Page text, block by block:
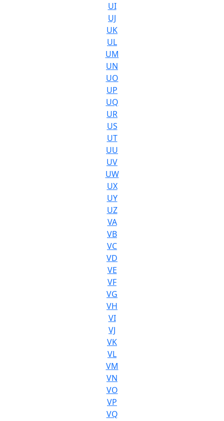
UI
UJ
UK
UL
UM
UN
UO
UP
UQ
UR
US
UT
UU
UV
UW
UX
UY
UZ
VA
VB
VC
VD
VE
VF
VG
VH
VI
VJ
VK
VL
VM
VN
VO
VP
VQ